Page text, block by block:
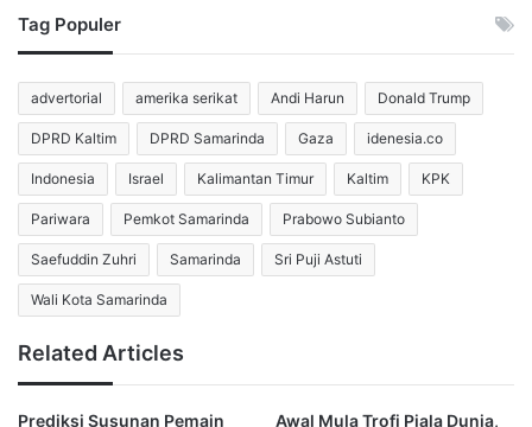
tahun ini.
Bersaing dengan Bintang Dunia
Dalam perebutan Puskas Award 2025, Rizky Ridho harus
bersaing dengan sejumlah pemain top dunia. Nama-nama
besar seperti Lamine Yamal dan Declan Rice turut masuk
dalam daftar nominasi. Selain itu, ada pula pemain dari
berbagai liga dunia yang golnya dinilai spektakuler
sepanjang tahun 2025.
melalui kombinasi suara penggemar dan panel FIFA
Legends. Masing-masing memiliki bobot 50 persen.
Dengan sistem tersebut, dukungan publik sepak bola
Tag Populer
advertorial amerika serikat Andi Harun Donald Trump
DPRD Kaltim DPRD Samarinda Gaza idenesia.co
Indonesia Israel Kalimantan Timur Kaltim KPK
Pariwara Pemkot Samarinda Prabowo Subianto
Saefuddin Zuhri Samarinda Sri Puji Astuti
Wali Kota Samarinda
Related Articles
Prediksi Susunan Pemain
Awal Mula Trofi Piala Dunia,